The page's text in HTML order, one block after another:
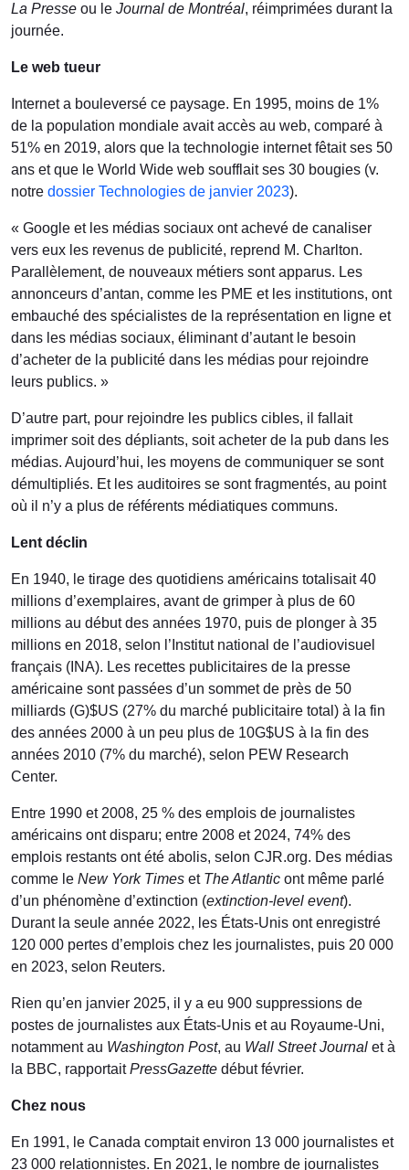
La Presse ou le Journal de Montréal, réimprimées durant la
journée.
Le web tueur
Internet a bouleversé ce paysage. En 1995, moins de 1%
de la population mondiale avait accès au web, comparé à
51% en 2019, alors que la technologie internet fêtait ses 50
ans et que le World Wide web soufflait ses 30 bougies (v.
notre dossier Technologies de janvier 2023).
« Google et les médias sociaux ont achevé de canaliser
vers eux les revenus de publicité, reprend M. Charlton.
Parallèlement, de nouveaux métiers sont apparus. Les
annonceurs d’antan, comme les PME et les institutions, ont
embauché des spécialistes de la représentation en ligne et
dans les médias sociaux, éliminant d’autant le besoin
d’acheter de la publicité dans les médias pour rejoindre
leurs publics. »
D’autre part, pour rejoindre les publics cibles, il fallait
imprimer soit des dépliants, soit acheter de la pub dans les
médias. Aujourd’hui, les moyens de communiquer se sont
démultipliés. Et les auditoires se sont fragmentés, au point
où il n’y a plus de référents médiatiques communs.
Lent déclin
En 1940, le tirage des quotidiens américains totalisait 40
millions d’exemplaires, avant de grimper à plus de 60
millions au début des années 1970, puis de plonger à 35
millions en 2018, selon l’Institut national de l’audiovisuel
français (INA). Les recettes publicitaires de la presse
américaine sont passées d’un sommet de près de 50
milliards (G)$US (27% du marché publicitaire total) à la fin
des années 2000 à un peu plus de 10G$US à la fin des
années 2010 (7% du marché), selon PEW Research
Center.
Entre 1990 et 2008, 25 % des emplois de journalistes
américains ont disparu; entre 2008 et 2024, 74% des
emplois restants ont été abolis, selon CJR.org. Des médias
comme le New York Times et The Atlantic ont même parlé
d’un phénomène d’extinction (extinction-level event).
Durant la seule année 2022, les États-Unis ont enregistré
120 000 pertes d’emplois chez les journalistes, puis 20 000
en 2023, selon Reuters.
Rien qu’en janvier 2025, il y a eu 900 suppressions de
postes de journalistes aux États-Unis et au Royaume-Uni,
notamment au Washington Post, au Wall Street Journal et à
la BBC, rapportaitPressGazette début février.
Chez nous
En 1991, le Canada comptait environ 13 000 journalistes et
23 000 relationnistes. En 2021, le nombre de journalistes